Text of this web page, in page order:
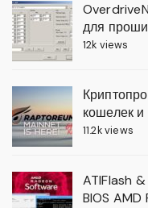
для
12k views
кошелек
11.2k views
ATIFlash
BIOS AMD